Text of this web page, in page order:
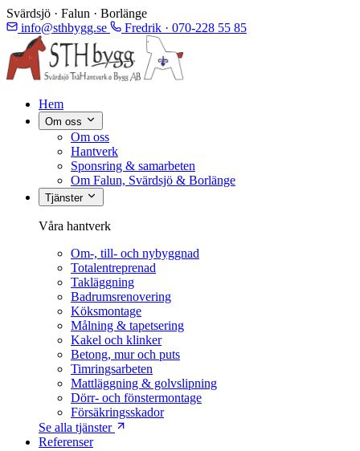
Svärdsjö · Falun · Borlänge
info@sthbygg.se
Fredrik · 070-228 55 85
Hem
Om oss
Om oss
Hantverk
Sponsring & samarbeten
Om Falun, Svärdsjö & Borlänge
Tjänster
Våra hantverk
Om-, till- och nybyggnad
Totalentreprenad
Takläggning
Badrumsrenovering
Köksmontage
Målning & tapetsering
Kakel och klinker
Betong, mur och puts
Timringsarbeten
Mattläggning & golvslipning
Dörr- och fönstermontage
Försäkringsskador
Se alla tjänster
Referenser